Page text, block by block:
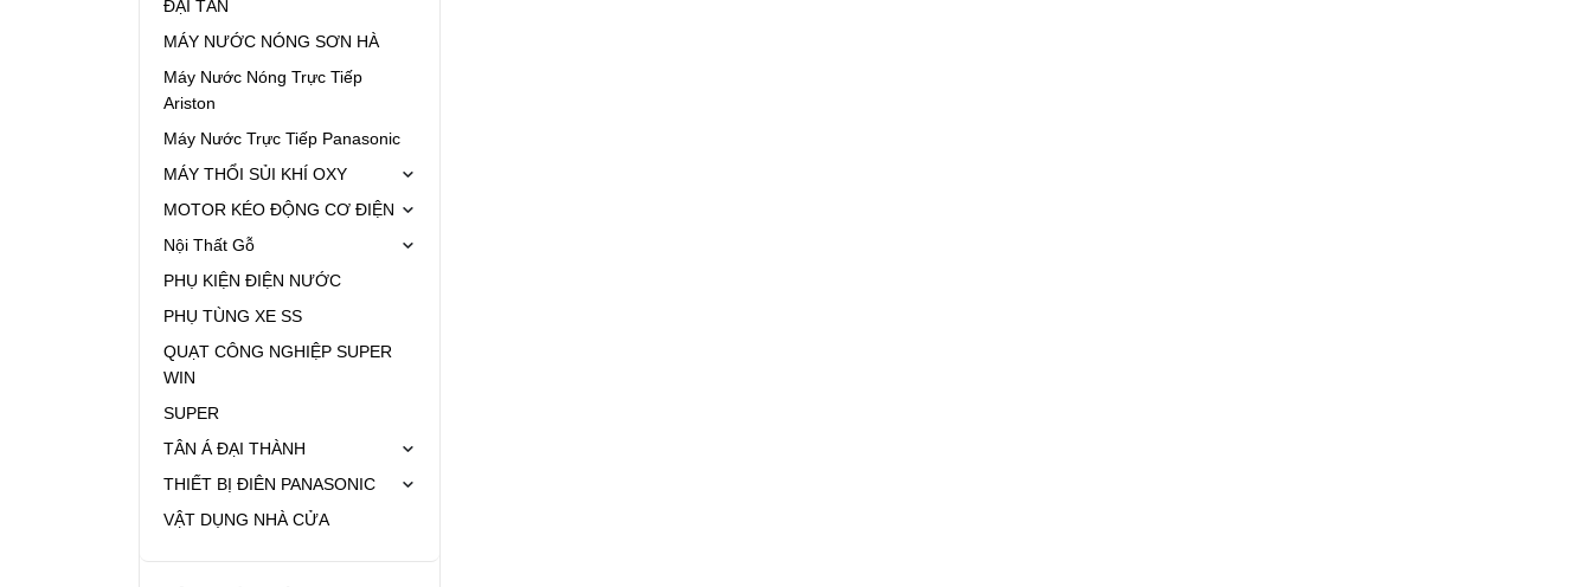
ĐẠI TÂN
MÁY NƯỚC NÓNG SƠN HÀ
Máy Nước Nóng Trực Tiếp
Ariston
Máy Nước Trực Tiếp Panasonic
MÁY THỔI SỦI KHÍ OXY
MOTOR KÉO ĐỘNG CƠ ĐIỆN
Nội Thất Gỗ
PHỤ KIỆN ĐIỆN NƯỚC
PHỤ TÙNG XE SS
QUẠT CÔNG NGHIỆP SUPER
WIN
SUPER
TÂN Á ĐẠI THÀNH
THIẾT BỊ ĐIÊN PANASONIC
VẬT DỤNG NHÀ CỬA